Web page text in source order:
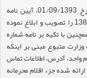
هیئت محترم دولت طی مصوبه شماره 99517/ت49016 ه مورخ 01/09/1393، آیین نامه
اجرایی قانون انتشار و دسترسی آزاد به اطلاعات مصوب سال 1388 را تصویب و ابلاغ نموده
آیین نامه اجرایی و همچنین با تکیه بر نامه شماره
و برنامه وزارت متبوع مبنی بر اینکه
واحد، آدرس، اطلاعات تماس
شده جزء اقلام محرمانه